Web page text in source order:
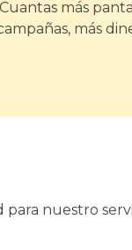
más
más
nuestro